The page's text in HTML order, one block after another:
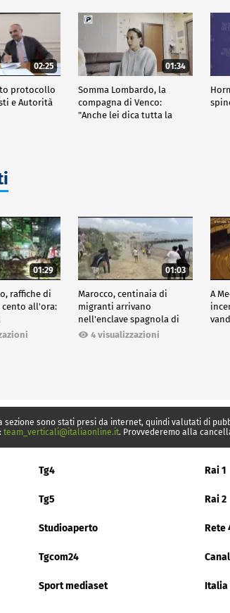
02:25
protocollo
e Autorità
01:34
Somma Lombardo, la
compagna di Venco:
"Anche lei dica tutta la
01:29
raffiche di
all'ora:
01:03
Marocco, centinaia di
migranti arrivano
nell'enclave spagnola di
Ceuta4 visualizzazioni
A
sezione sono stati presi da internet, quindi valutati di
team_verticali@italiaonline.it. Provvederemo alla
Tg4 Rai 1
Tg5 Rai 2
Studioaperto Rete
Tgcom24
Sport mediaset Italia